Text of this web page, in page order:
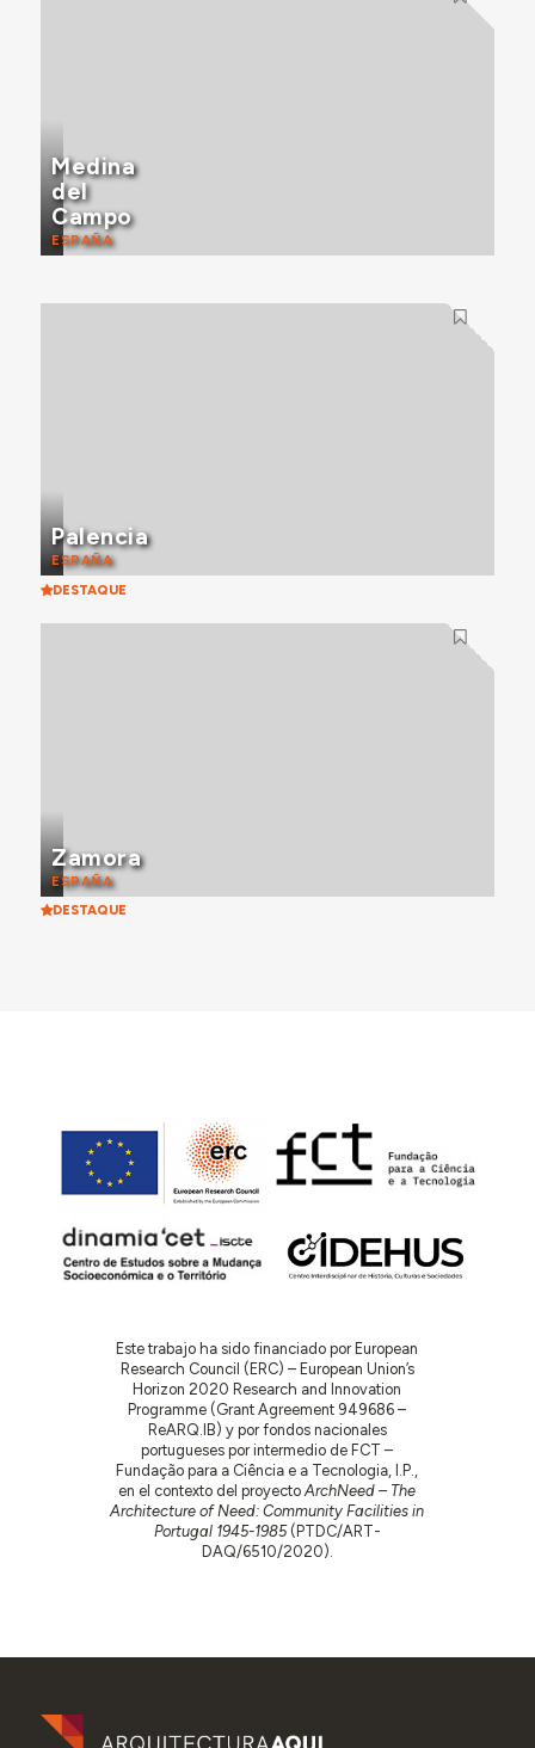
Medina
del
Campo
ESPAÑA
Palencia
ESPAÑA
DESTAQUE
Zamora
ESPAÑA
DESTAQUE
Este trabajo ha sido financiado por European
Research Council (ERC) – European Union’s
Horizon 2020 Research and Innovation
Programme (Grant Agreement 949686 –
ReARQ.IB) y por fondos nacionales
portugueses por intermedio de FCT –
Fundação para a Ciência e a Tecnologia, I.P.,
en el contexto del proyectoArchNeed – The
Architecture of Need: Community Facilities in
Portugal 1945-1985(PTDC/ART-
DAQ/6510/2020).